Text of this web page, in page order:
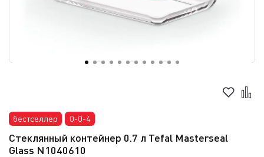
бестселлер 0-0-4
Стеклянный контейнер 0.7 л Tefal Masterseal
Glass N1040610